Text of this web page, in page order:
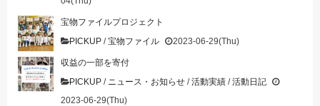
宝物ファイルプロジェクト
PICKUP /宝物ファイル 2023-06-29(Thu)
収益の一部を寄付
PICKUP / ニュース・お知らせ /活動実績 /活動日記
2023-06-29(Thu)